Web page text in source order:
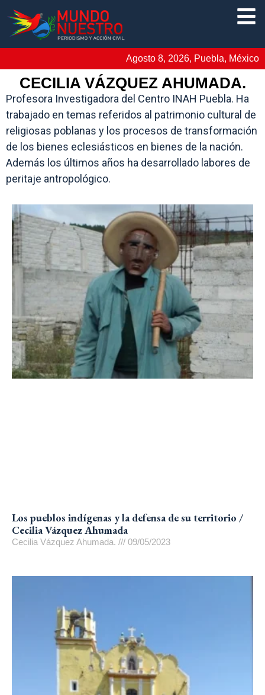
Agosto 8, 2026, Puebla, México
CECILIA VÁZQUEZ AHUMADA.
Profesora Investigadora del Centro INAH Puebla. Ha
trabajado en temas referidos al patrimonio cultural de
religiosas poblanas y los procesos de transformación
de los bienes eclesiásticos en bienes de la nación.
Además los últimos años ha desarrollado labores de
peritaje antropológico.
Los pueblos indígenas y la defensa de su territorio /
Cecilia Vázquez Ahumada
Cecilia Vázquez Ahumada. 09/05/2023